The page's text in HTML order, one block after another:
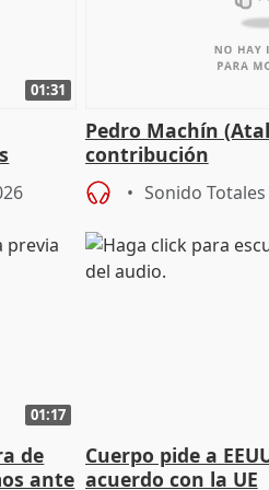
01:31
Pedro Machín
contribución
Sonido Totales
01:17
de
ante
Cuerpo pide a
acuerdo con la UE